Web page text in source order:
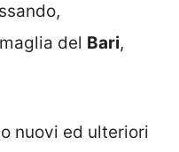
del Bari,
nuovi ed ulteriori